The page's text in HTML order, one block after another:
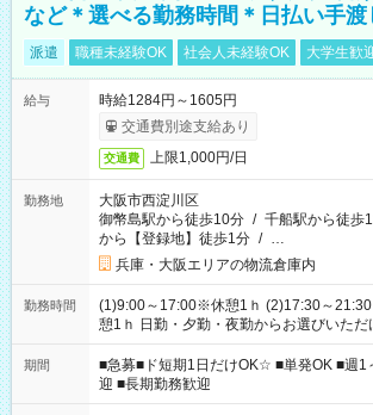
など＊選べる勤務時間＊日払い手渡
派遣 職種未経験OK 社会人未経験OK 大学生歓
給与
時給1284円～1605円
交通費別途支給あり
交通費 上限1,000円/日
勤務地
大阪市西淀川区
御幣島駅から徒歩10分 / 千船駅から徒歩
から【登録地】徒歩1分 / …
兵庫・大阪エリアの物流倉庫内
勤務時間
(1)9:00～17:00※休憩1ｈ (2)17:30～
憩1ｈ 日勤・夕勤・夜勤からお選びいただ
わせて働けるお仕事です(*^^*) 【その他選べる勤務時間】 8-17
時/9-17時/9-18時/10-18時/11-21時/18-22
時/22-翌6時/0-翌8時 ご自身のご都合で選
フト！
期間
■急募■ド短期1日だけOK☆ ■単発OK ■週1
迎 ■長期勤務歓迎